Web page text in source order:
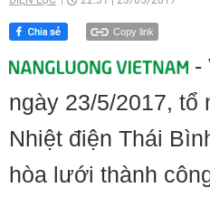
Copy link
-
ngày 23/5/2017, tổ
Nhiệt điện Thái
hòa lưới thành